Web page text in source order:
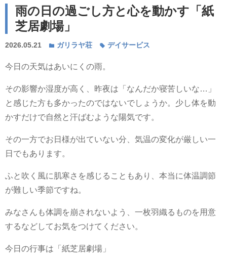
雨の日の過ごし方と心を動かす「紙
芝居劇場」
2026.05.21 ガリラヤ荘 デイサービス
今日の天気はあいにくの雨。
その影響か湿度が高く、昨夜は「なんだか寝苦しいな…」
と感じた方も多かったのではないでしょうか。少し体を動
かすだけで自然と汗ばむような陽気です。
その一方でお日様が出ていない分、気温の変化が厳しい一
日でもあります。
ふと吹く風に肌寒さを感じることもあり、本当に体温調節
が難しい季節ですね。
みなさんも体調を崩されないよう、一枚羽織るものを用意
するなどしてお気をつけてください。
今日の行事は「紙芝居劇場」